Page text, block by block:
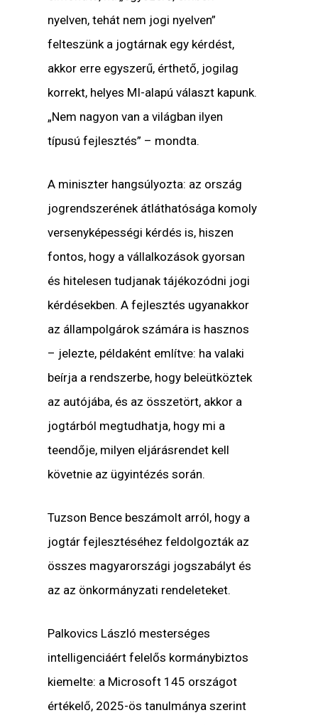
nyelven, tehát nem jogi nyelven”
felteszünk a jogtárnak egy kérdést,
akkor erre egyszerű, érthető, jogilag
korrekt, helyes MI-alapú választ kapunk.
„Nem nagyon van a világban ilyen
típusú fejlesztés” – mondta.
A miniszter hangsúlyozta: az ország
jogrendszerének átláthatósága komoly
versenyképességi kérdés is, hiszen
fontos, hogy a vállalkozások gyorsan
és hitelesen tudjanak tájékozódni jogi
kérdésekben. A fejlesztés ugyanakkor
az állampolgárok számára is hasznos
– jelezte, példaként említve: ha valaki
beírja a rendszerbe, hogy beleütköztek
az autójába, és az összetört, akkor a
jogtárból megtudhatja, hogy mi a
teendője, milyen eljárásrendet kell
követnie az ügyintézés során.
Tuzson Bence beszámolt arról, hogy a
jogtár fejlesztéséhez feldolgozták az
összes magyarországi jogszabályt és
az az önkormányzati rendeleteket.
Palkovics László mesterséges
intelligenciáért felelős kormánybiztos
kiemelte: a Microsoft 145 országot
értékelő, 2025-ös tanulmánya szerint